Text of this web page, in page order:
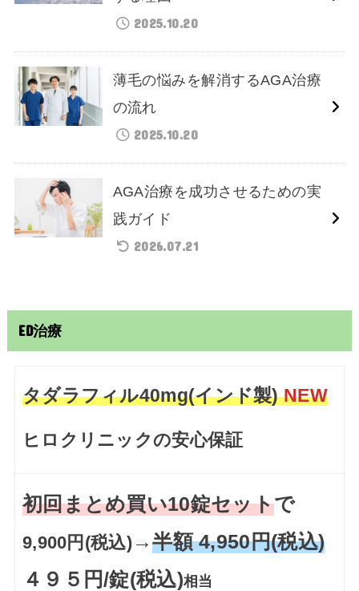
2025.10.20
薄毛の悩みを解消するAGA治療
の流れ
2025.10.20
AGA治療を成功させるための実
践ガイド
2026.07.21
ED治療
タダラフィル40mg(インド製)NEW
ヒロクリニックの安心保証
初回まとめ買い10錠セットで
9,900円(税込)→半額 4,950円(税込)
４９５円/錠(税込)相当